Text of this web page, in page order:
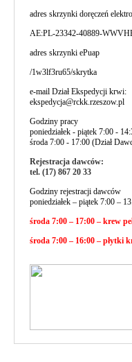
adres skrzynki doręczeń
AE:PL-23342-40889-
adres skrzynki ePuap
/1w3lf3ru65/skrytka
e-mail Dział Ekspedycji krwi:
ekspedycja@rckk.rzeszow.pl
Godziny pracy
poniedziałek - piątek 7:00 -
środa 7:00 - 17:00 (Dział
Rejestracja dawców:
tel. (17) 867 20 33
Godziny rejestracji dawców
poniedziałek – piątek 7:00 –
środa 7:00 – 17:00 – krew
środa 7:00 – 16:00 – płytki